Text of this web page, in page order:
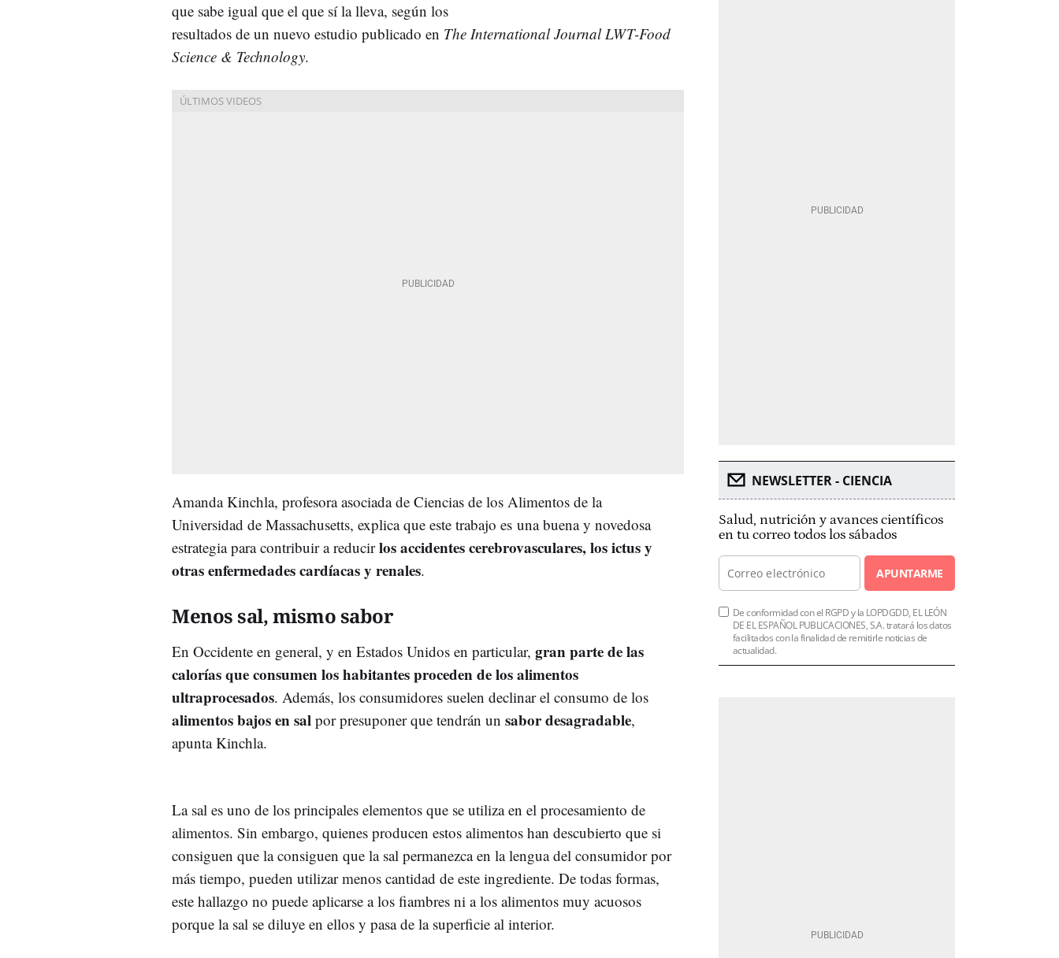
que sabe igual que el que sí la lleva, según los
resultados de un nuevo estudio publicado en The International Journal LWT-Food
Science & Technology.
Amanda Kinchla, profesora asociada de Ciencias de los Alimentos de la
Universidad de Massachusetts, explica que este trabajo es una buena y novedosa
estrategia para contribuir a reducirlos accidentes cerebrovasculares, los ictus y
otras enfermedades cardíacas y renales.
Menos sal, mismo sabor
En Occidente en general, y en Estados Unidos en particular, gran parte de las
calorías que consumen los habitantes proceden de los alimentos
ultraprocesados. Además, los consumidores suelen declinar el consumo de los
alimentos bajos en sal por presuponer que tendrán un sabor desagradable,
apunta Kinchla.
La sal es uno de los principales elementos que se utiliza en el procesamiento de
alimentos. Sin embargo, quienes producen estos alimentos han descubierto que si
consiguen que la consiguen que la sal permanezca en la lengua del consumidor por
más tiempo, pueden utilizar menos cantidad de este ingrediente. De todas formas,
este hallazgo no puede aplicarse a los fiambres ni a los alimentos muy acuosos
porque la sal se diluye en ellos y pasa de la superficie al interior.
NEWSLETTER - CIENCIA
Salud, nutrición y avances científicos
en tu correo todos los sábados
APUNTARME
De conformidad con el RGPD y la LOPDGDD, EL LEÓN
DE EL ESPAÑOL PUBLICACIONES, S.A. tratará los datos
facilitados con la finalidad de remitirle noticias de
actualidad.